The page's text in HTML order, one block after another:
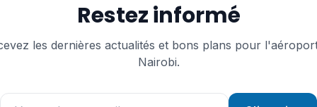
Restez informé
les dernières actualités et bons plans pour
Nairobi.